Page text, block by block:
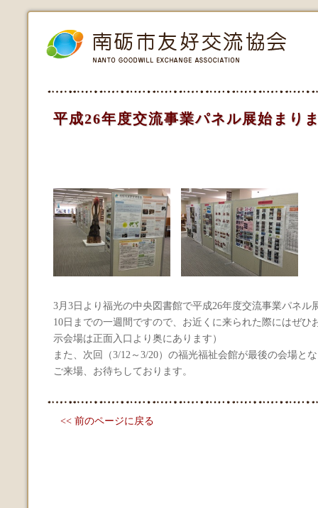
平成26年度交流事業パネル展始まり
3月3日より福光の中央図書館で平成26年度交流事業パネル
10日までの一週間ですので、お近くに来られた際にはぜひ
示会場は正面入口より奥にあります）
また、次回（3/12～3/20）の福光福祉会館が最後の会場と
ご来場、お待ちしております。
<< 前のページに戻る